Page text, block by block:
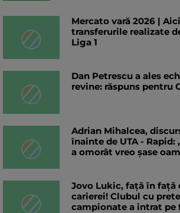
Mercato vară 2026 |
transferurile realizate
Liga 1
Dan Petrescu a ales
revine: răspuns pentru
Adrian Mihalcea,
înainte de UTA - Rapid:
a omorât vreo șase
Jovo Lukic, față în față
carierei! Clubul cu
campionate a intrat pe